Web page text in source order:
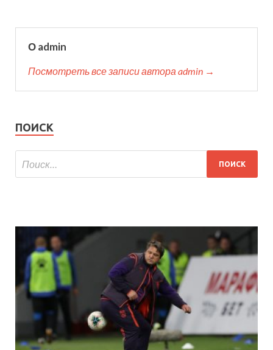
О admin
Посмотреть все записи автора admin →
ПОИСК